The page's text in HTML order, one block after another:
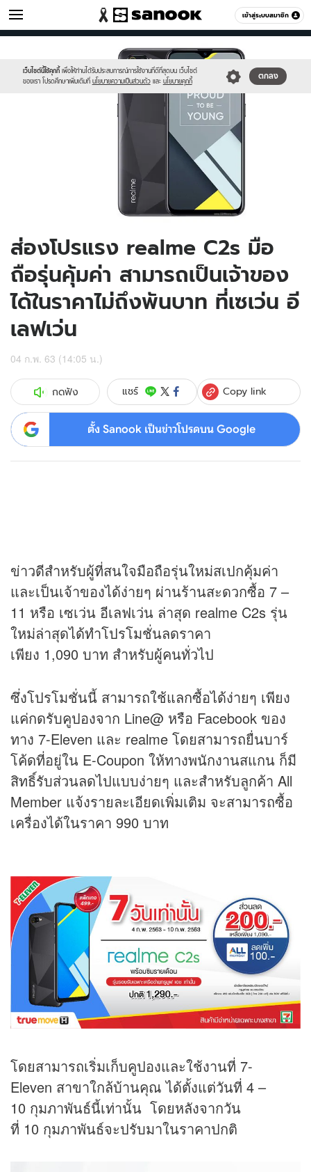
เข้าสู่ระบบสมาชิก
ไอที หมวดอื่นๆ
เว็บไซต์นี้ใช้คุกกี้ เพื่อให้ท่านได้รับประสบการณ์การใช้งานที่ดีที่สุดบน เว็บไซต์
ของเรา โปรดศึกษาเพิ่มเติมที่ นโยบายความเป็นส่วนตัว และ นโยบายคุกกี้
ตกลง
sanook.png
ส่องโปรแรง realme C2s มือ
ถือรุ่นคุ้มค่า สามารถเป็นเจ้าของ
ได้ในราคาไม่ถึงพันบาท ที่เซเว่น อี
เลฟเว่น
04 ก.พ. 63 (14:05 น.)
กดฟัง แชร์ Copy link
ตั้ง Sanook เป็นข่าวโปรดบน Google
ข่าวดีสำหรับผู้ที่สนใจมือถือรุ่นใหม่สเปกคุ้มค่า
และเป็นเจ้าของได้ง่ายๆ ผ่านร้านสะดวกซื้อ 7 –
11 หรือ เซเว่น อีเลฟเว่น ล่าสุด realme C2s รุ่น
ใหม่ล่าสุดได้ทำโปรโมชั่นลดราคา
เพียง 1,090 บาท สำหรับผู้คนทั่วไป
ซึ่งโปรโมชั่นนี้ สามารถใช้แลกซื้อได้ง่ายๆ เพียง
แค่กดรับคูปองจาก Line@ หรือ Facebook ของ
ทาง 7-Eleven และ realme โดยสามารถยื่นบาร์
โค้ดที่อยู่ใน E-Coupon ให้ทางพนักงานสแกน ก็มี
สิทธิ์รับส่วนลดไปแบบง่ายๆ และสำหรับลูกค้า All
Member แจ้งรายละเอียดเพิ่มเติม จะสามารถซื้อ
เครื่องได้ในราคา 990 บาท
โดยสามารถเริ่มเก็บคูปองและใช้งานที่ 7-
Eleven สาขาใกล้บ้านคุณ ได้ตั้งแต่วันที่ 4 –
10 กุมภาพันธ์นี้เท่านั้น โดยหลังจากวัน
ที่ 10 กุมภาพันธ์จะปรับมาในราคาปกติ